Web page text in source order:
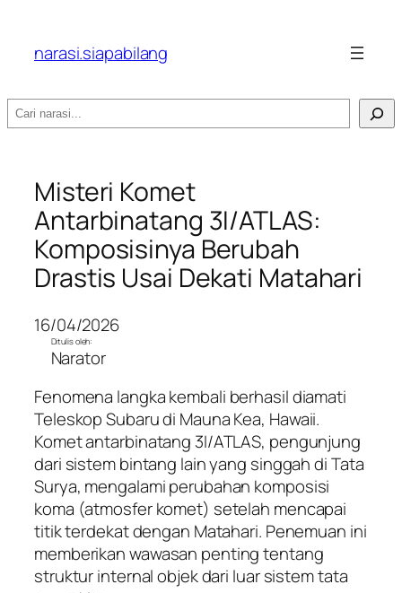
narasi.siapabilang
Search
Misteri Komet
Antarbinatang 3I/ATLAS:
Komposisinya Berubah
Drastis Usai Dekati Matahari
16/04/2026
Ditulis oleh:
Narator
Fenomena langka kembali berhasil diamati
Teleskop Subaru di Mauna Kea, Hawaii.
Komet antarbinatang 3I/ATLAS, pengunjung
dari sistem bintang lain yang singgah di Tata
Surya, mengalami perubahan komposisi
koma (atmosfer komet) setelah mencapai
titik terdekat dengan Matahari. Penemuan ini
memberikan wawasan penting tentang
struktur internal objek dari luar sistem tata